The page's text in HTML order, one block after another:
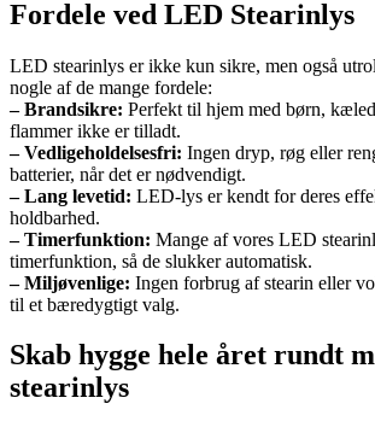
Fordele ved LED Stearinlys
LED stearinlys er ikke kun sikre, men også
nogle af de mange fordele:
– Brandsikre: Perfekt til hjem med børn,
flammer ikke er tilladt.
– Vedligeholdelsesfri: Ingen dryp, røg eller
batterier, når det er nødvendigt.
– Lang levetid: LED-lys er kendt for deres
holdbarhed.
– Timerfunktion: Mange af vores LED
timerfunktion, så de slukker automatisk.
– Miljøvenlige: Ingen forbrug af stearin eller
til et bæredygtigt valg.
Skab hygge hele året rundt
stearinlys